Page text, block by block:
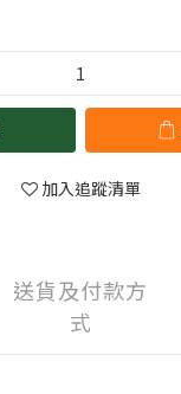
加入追蹤清單
送貨及付款方
式